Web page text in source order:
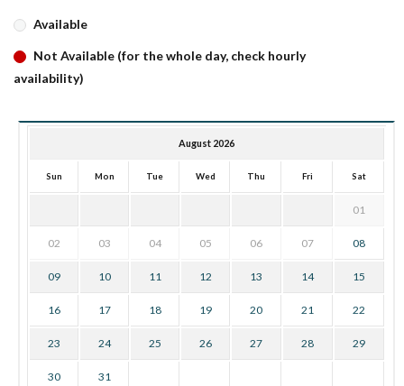
Available
Not Available (for the whole day, check hourly
availability)
August 2026
Sun Mon Tue Wed Thu Fri Sat
01
02 03 04 05 06 07 08
09 10 11 12 13 14 15
16 17 18 19 20 21 22
23 24 25 26 27 28 29
30 31